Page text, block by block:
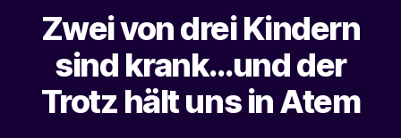
Zwei von drei Kindern
sind krank…und der
Trotz hält uns in Atem